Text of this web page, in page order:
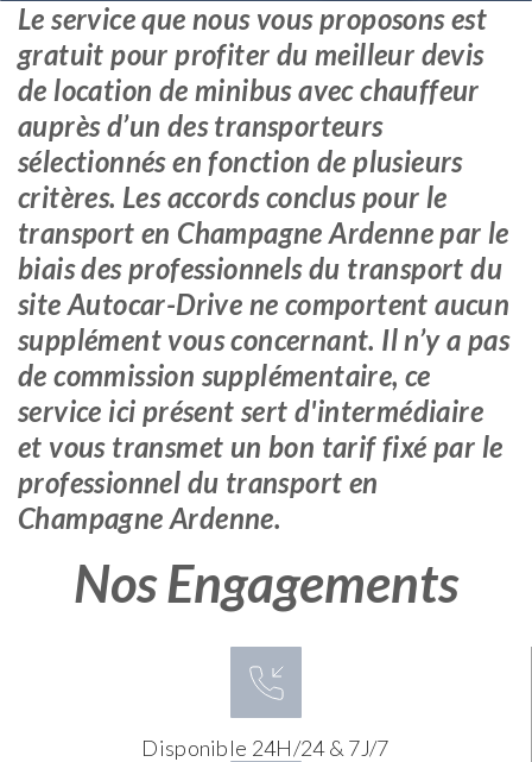
Le service que nous vous proposons est
gratuit pour profiter du meilleur devis
de location de minibus avec chauffeur
auprès d’un des transporteurs
sélectionnés en fonction de plusieurs
critères. Les accords conclus pour le
transport en Champagne Ardenne par le
biais des professionnels du transport du
site Autocar-Drive ne comportent aucun
supplément vous concernant. Il n’y a pas
de commission supplémentaire, ce
service ici présent sert d'intermédiaire
et vous transmet un bon tarif fixé par le
professionnel du transport en
Champagne Ardenne.
Nos Engagements
Disponible 24H/24 & 7J/7